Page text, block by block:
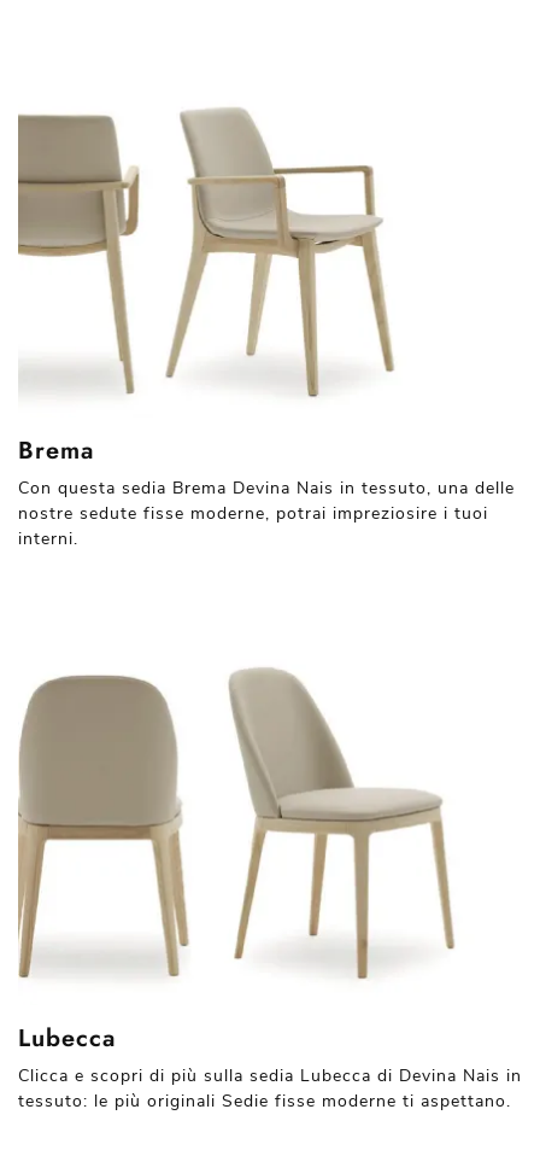
Brema
Con questa sedia Brema Devina Nais in tessuto, una delle
nostre sedute fisse moderne, potrai impreziosire i tuoi
interni.
Lubecca
Clicca e scopri di più sulla sedia Lubecca di Devina Nais in
tessuto: le più originali Sedie fisse moderne ti aspettano.